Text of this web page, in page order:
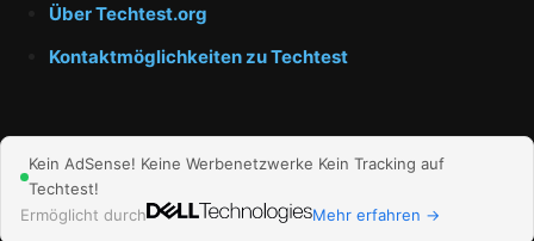
Über Techtest.org
Kontaktmöglichkeiten zu Techtest
Impressum und Datenschutz
Kein AdSense! Keine Werbenetzwerke Kein Tracking auf
Techtest!
Ermöglicht durch
Mehr erfahren →